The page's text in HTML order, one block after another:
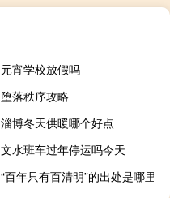
元宵学校放假吗
堕落秩序攻略
淄博冬天供暖哪个好点
文水班车过年停运吗今天
“百年只有百清明”的出处是哪里